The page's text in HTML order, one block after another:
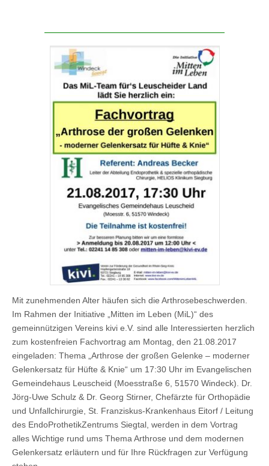
Mit zunehmenden Alter häufen sich die Arthrosebeschwerden.
Im Rahmen der Initiative „Mitten im Leben (MiL)“ des
gemeinnützigen Vereins kivi e.V. sind alle Interessierten herzlich
zum kostenfreien Fachvortrag am Montag, den 21.08.2017
eingeladen: Thema „Arthrose der großen Gelenke – moderner
Gelenkersatz für Hüfte & Knie“ um 17:30 Uhr im Evangelischen
Gemeindehaus Leuscheid (Moesstraße 6, 51570 Windeck). Dr.
Jörg-Uwe Schulz & Dr. Georg Stirner, Chefärzte für Orthopädie
und Unfallchirurgie, St. Franziskus-Krankenhaus Eitorf / Leitung
des EndoProthetikZentrums Siegtal, werden in dem Vortrag
alles Wichtige rund ums Thema Arthrose und dem modernen
Gelenkersatz erläutern und für Ihre Rückfragen zur Verfügung